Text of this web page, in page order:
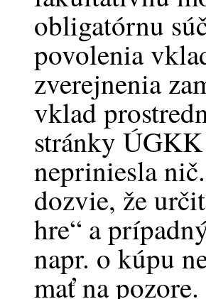
obligatórnu
povolenia
zverejnenia
vklad
stránky
nepriniesla
dozvie, že
hre“ a
napr. o kúpu
mať na